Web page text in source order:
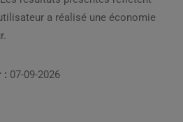
a réalisé une économie
: 07-09-2026